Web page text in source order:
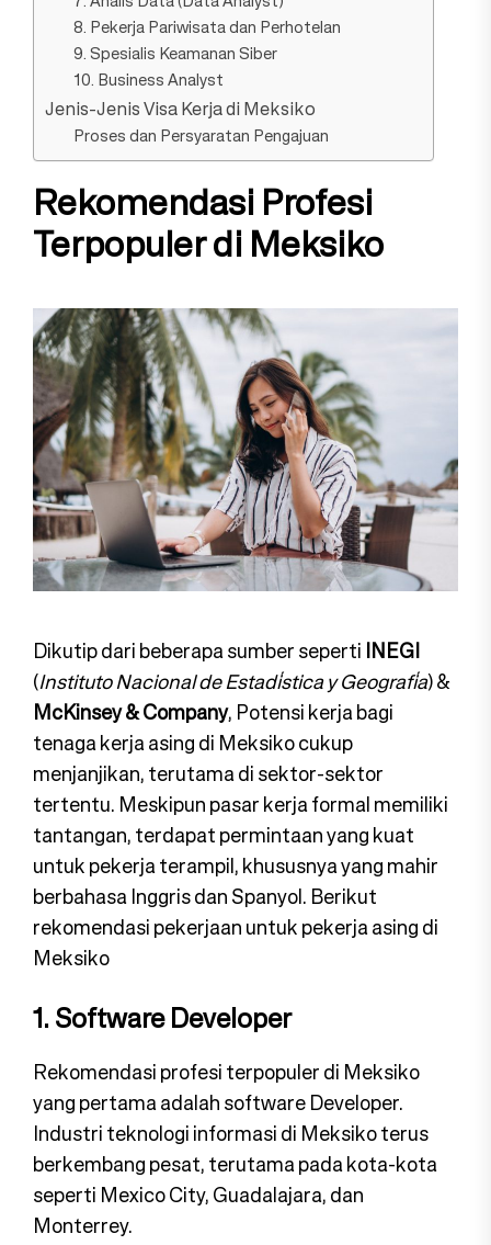
8. Pekerja Pariwisata dan Perhotelan
9. Spesialis Keamanan Siber
10. Business Analyst
Jenis-Jenis Visa Kerja di Meksiko
Proses dan Persyaratan Pengajuan
Rekomendasi Profesi
Terpopuler di Meksiko
Dikutip dari beberapa sumber seperti INEGI
(Instituto Nacional de Estadística y Geografía) &
McKinsey & Company, Potensi kerja bagi
tenaga kerja asing di Meksiko cukup
menjanjikan, terutama di sektor-sektor
tertentu. Meskipun pasar kerja formal memiliki
tantangan, terdapat permintaan yang kuat
untuk pekerja terampil, khususnya yang mahir
berbahasa Inggris dan Spanyol. Berikut
rekomendasi pekerjaan untuk pekerja asing di
Meksiko
1. Software Developer
Rekomendasi profesi terpopuler di Meksiko
yang pertama adalah software Developer.
Industri teknologi informasi di Meksiko terus
berkembang pesat, terutama pada kota-kota
seperti Mexico City, Guadalajara, dan
Monterrey.